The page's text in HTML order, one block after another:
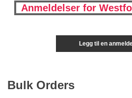
Anmeldelser for
Legg til en
Bulk Orders